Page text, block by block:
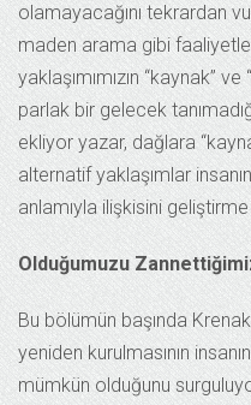
olamayacağını tekrardan
maden arama gibi
yaklaşımımızın “kaynak”
parlak bir gelecek
ekliyor yazar, dağlara
alternatif yaklaşımlar
anlamıyla ilişkisini
Olduğumuzu
Bu bölümün başında
yeniden kurulmasının
mümkün olduğunu